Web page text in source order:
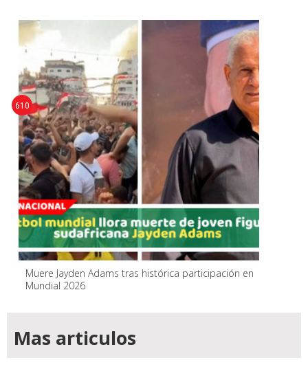
Muere Jayden Adams tras histórica participación en
Mundial 2026
610
Mas articulos